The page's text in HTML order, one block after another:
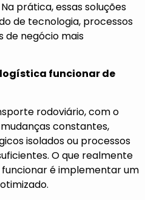
prática, essas soluções
de tecnologia, processos
de negócio mais
funcionar de
rodoviário, com o
constantes,
isolados ou processos
O que realmente
é implementar um